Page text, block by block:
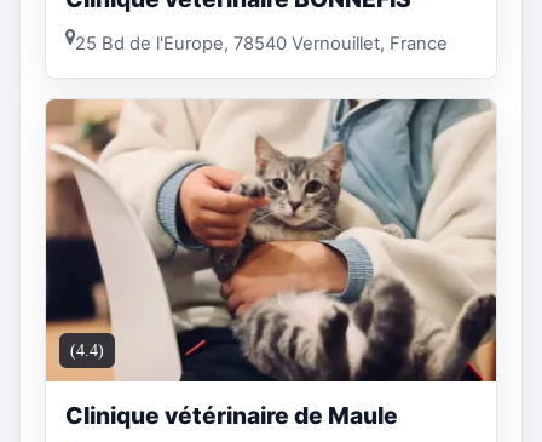
25 Bd de l'Europe, 78540 Vernouillet, France
(4.4)
Clinique vétérinaire de Maule